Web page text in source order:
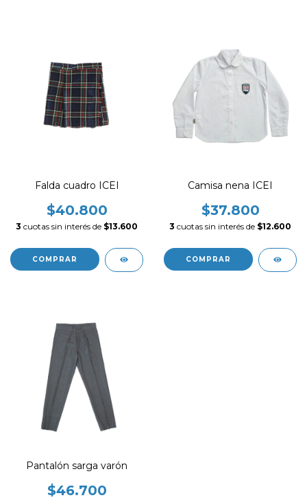
Falda cuadro ICEI
$40.800
3 cuotas sin interés de $13.600
COMPRAR
Camisa nena ICEI
$37.800
3 cuotas sin interés de $12.600
COMPRAR
Pantalón sarga varón
$46.700